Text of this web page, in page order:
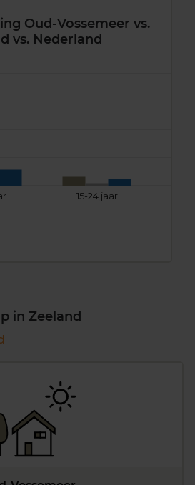
Oud-Vossemeer vs.
vs. Nederland
15-24 jaar
in Zeeland